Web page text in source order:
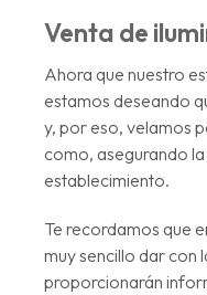
Venta de
Ahora que nuestro
estamos deseando
y, por eso, velamos
como, asegurando
establecimiento.
Te recordamos que
muy sencillo dar con
proporcionarán